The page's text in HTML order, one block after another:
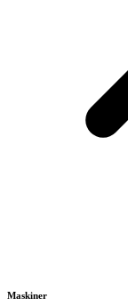
Maskiner